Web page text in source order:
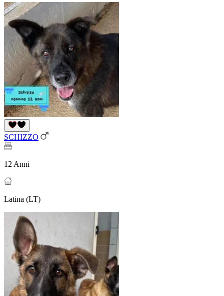
SCHIZZO
12 Anni
Latina (LT)